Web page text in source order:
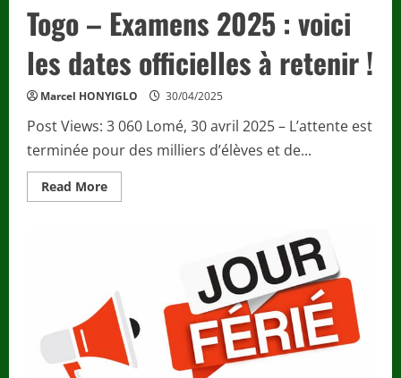
candidats.
Togo – Examens 2025 : voici
les dates officielles à retenir !
Marcel HONYIGLO 30/04/2025
Post Views: 3 060 Lomé, 30 avril 2025 – L’attente est
terminée pour des milliers d’élèves et de...
Read MoreRead
more
les
dates
officielles
retenir
!